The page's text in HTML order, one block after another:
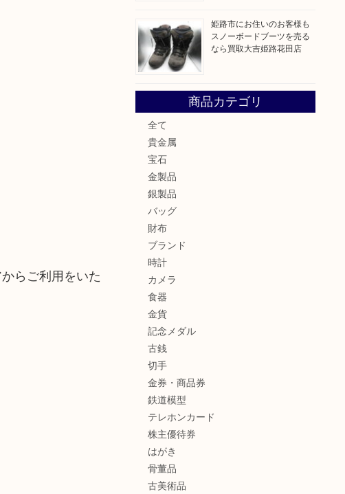
らご利用をいた
姫路市にお住いのお客様も
スノーボードブーツを売る
なら買取大吉姫路花田店
商品カテゴリ
全て
貴金属
宝石
金製品
銀製品
バッグ
財布
ブランド
時計
カメラ
食器
金貨
記念メダル
古銭
切手
金券・商品券
鉄道模型
テレホンカード
株主優待券
はがき
骨董品
古美術品